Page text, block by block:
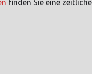
finden Sie eine